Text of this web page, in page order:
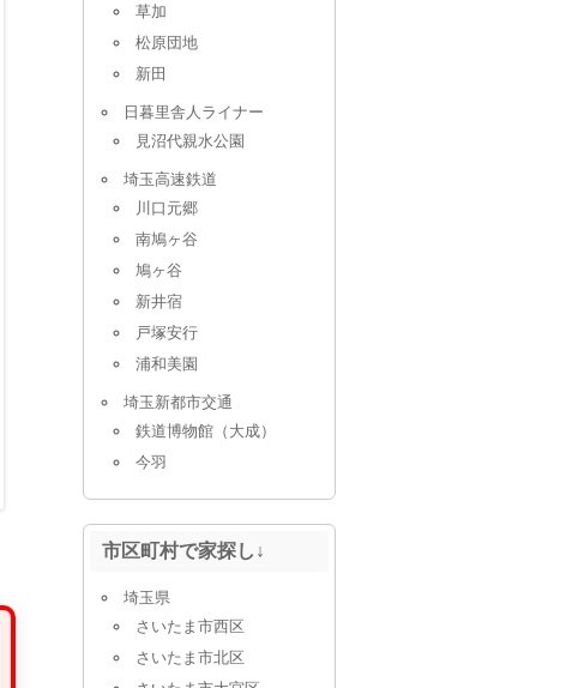
草加
松原団地
新田
日暮里舎人ライナー
見沼代親水公園
埼玉高速鉄道
川口元郷
南鳩ヶ谷
鳩ヶ谷
新井宿
戸塚安行
浦和美園
埼玉新都市交通
鉄道博物館（大成）
今羽
市区町村で家探し↓
埼玉県
さいたま市西区
さいたま市北区